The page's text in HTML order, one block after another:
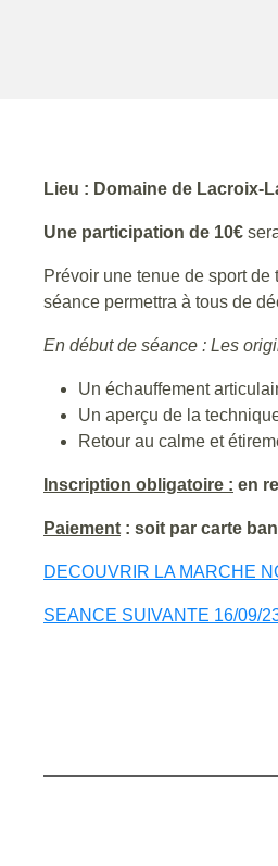
Lieu : Domaine de Lacroix-
Une participation de 10€
Prévoir une tenue de sport
séance permettra à tous de
En début de séance : Les
Un échauffement
Un aperçu de la
Retour au calme et
Inscription obligatoire : en
Paiement : soit par carte
DECOUVRIR LA MARCHE
SEANCE SUIVANTE 16/09/